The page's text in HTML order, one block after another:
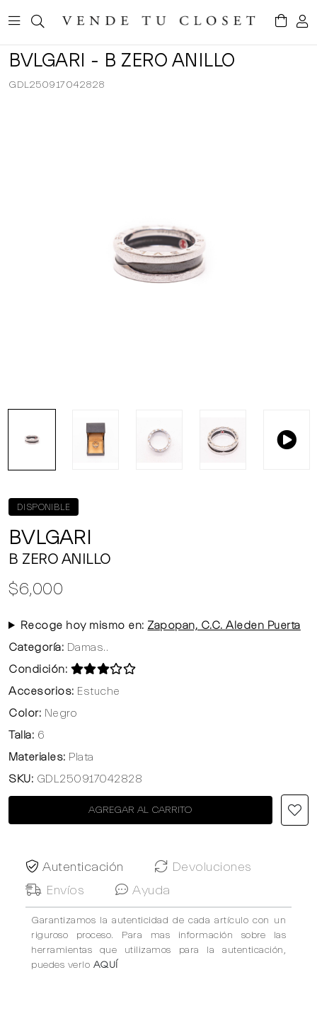
BVLGARI - B ZERO ANILLO
GDL250917042828
DISPONIBLE
BVLGARI
B ZERO ANILLO
$6,000
Recoge hoy mismo en: Zapopan, C.C. Aleden Puerta
Categoría: Damas..
Condición:
Accesorios: Estuche
Color: Negro
Talla: 6
Materiales: Plata
SKU: GDL250917042828
AGREGAR AL CARRITO
Autenticación
Devoluciones
Envíos
Ayuda
Garantizamos la autenticidad de cada artículo con un
riguroso proceso. Para mas información sobre las
herramientas que utilizamos para la autenticación,
puedes verlo AQUÍ